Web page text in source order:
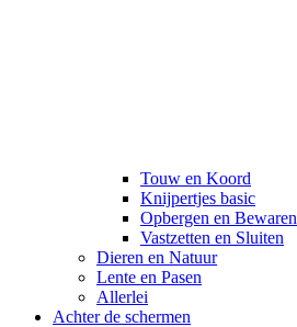
Touw en Koord
Knijpertjes basic
Opbergen en Bewaren
Vastzetten en Sluiten
Dieren en Natuur
Lente en Pasen
Allerlei
Achter de schermen